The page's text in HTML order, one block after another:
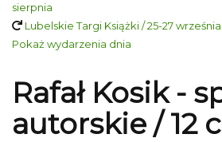
sierpnia
Lubelskie Targi Książki / 25-27 września
Pokaż wydarzenia dnia
Rafał Kosik -
autorskie / 12